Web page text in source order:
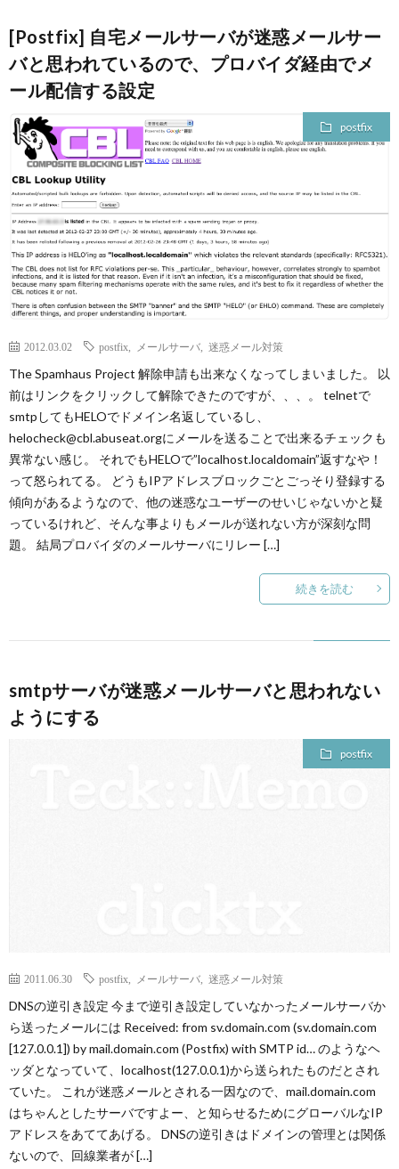
[Postfix] 自宅メールサーバが迷惑メールサー
バと思われているので、プロバイダ経由でメ
ール配信する設定
postfix
2012.03.02 postfix メールサーバ 迷惑メール対策
The Spamhaus Project 解除申請も出来なくなってしまいました。 以
前はリンクをクリックして解除できたのですが、、、。 telnetで
smtpしてもHELOでドメイン名返しているし、
helocheck@cbl.abuseat.orgにメールを送ることで出来るチェックも
異常ない感じ。 それでもHELOで”localhost.localdomain”返すなや！
って怒られてる。 どうもIPアドレスブロックごとごっそり登録する
傾向があるようなので、他の迷惑なユーザーのせいじゃないかと疑
っているけれど、そんな事よりもメールが送れない方が深刻な問
題。 結局プロバイダのメールサーバにリレー […]
続きを読む
smtpサーバが迷惑メールサーバと思われない
ようにする
postfix
2011.06.30 postfix メールサーバ 迷惑メール対策
DNSの逆引き設定 今まで逆引き設定していなかったメールサーバか
ら送ったメールには Received: from sv.domain.com (sv.domain.com
[127.0.0.1]) by mail.domain.com (Postfix) with SMTP id… のようなヘ
ッダとなっていて、localhost(127.0.0.1)から送られたものだとされ
ていた。 これが迷惑メールとされる一因なので、mail.domain.com
はちゃんとしたサーバですよー、と知らせるためにグローバルなIP
アドレスをあててあげる。 DNSの逆引きはドメインの管理とは関係
ないので、回線業者が […]